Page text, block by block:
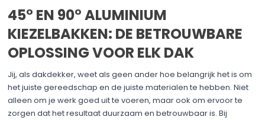
45° EN 90° ALUMINIUM
KIEZELBAKKEN: DE BETROUWBARE
OPLOSSING VOOR ELK DAK
Jij, als dakdekker, weet als geen ander hoe belangrijk het is om
het juiste gereedschap en de juiste materialen te hebben. Niet
alleen om je werk goed uit te voeren, maar ook om ervoor te
zorgen dat het resultaat duurzaam en betrouwbaar is. Bij